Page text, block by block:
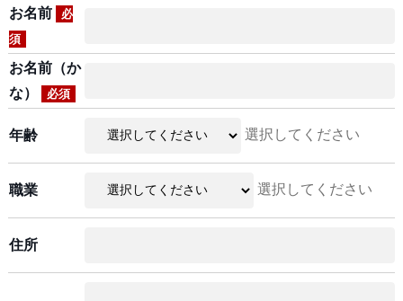
お名前
必
須
お名前（か
な）
必須
年齢 選択してください
職業 選択してください
住所